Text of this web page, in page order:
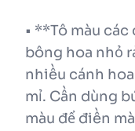
• **Tô màu
bông hoa nhỏ
nhiều cánh
mỉ. Cần dùng
màu để điền